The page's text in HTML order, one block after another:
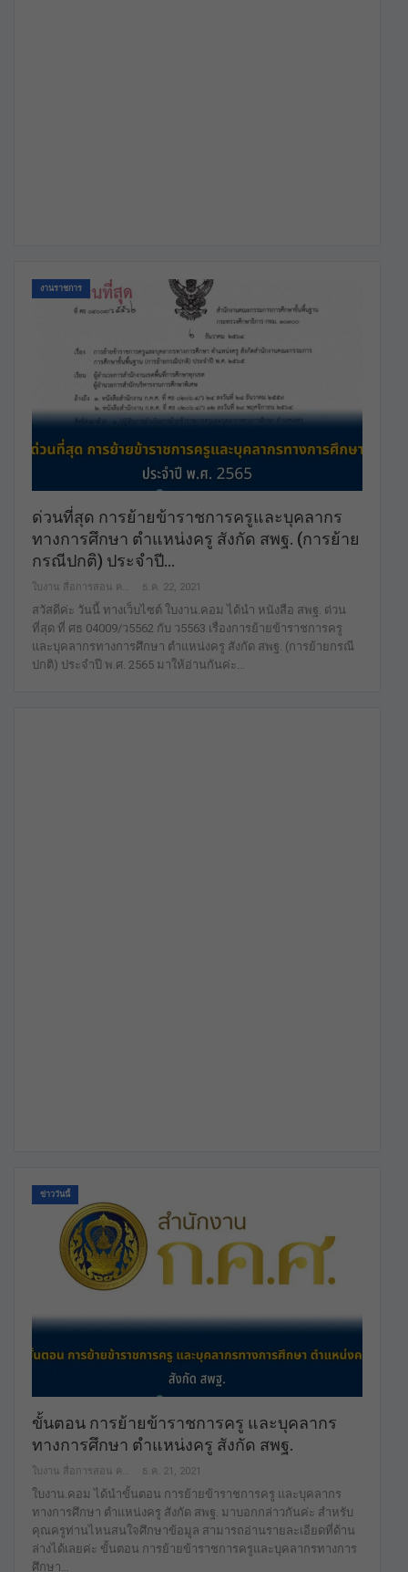
งานราชการ
ด่วนที่สุด การย้ายข้าราชการครูและบุคลากร
ทางการศึกษา ตำแหน่งครู สังกัด สพฐ. (การย้าย
กรณีปกติ) ประจำปี…
ธ.ค. 22, 2021
สวัสดีค่ะ วันนี้ ทางเว็บไซต์ ใบงาน.คอม ได้นำ หนังสือ สพฐ. ด่วน
ที่สุด ที่ ศธ 04009/ว5562 กับ ว5563 เรื่องการย้ายข้าราชการครู
และบุคลากรทางการศึกษา ตำแหน่งครู สังกัด สพฐ. (การย้ายกรณี
ปกติ) ประจำปี พ.ศ. 2565 มาให้อ่านกันค่ะ…
ข่าววันนี้
ขั้นตอน การย้ายข้าราชการครู และบุคลากร
ทางการศึกษา ตำแหน่งครู สังกัด สพฐ.
ธ.ค. 21, 2021
ใบงาน.คอม ได้นำขั้นตอน การย้ายข้าราชการครู และบุคลากร
ทางการศึกษา ตำแหน่งครู สังกัด สพฐ. มาบอกกล่าวกันค่ะ สำหรับ
คุณครูท่านไหนสนใจศึกษาข้อมูล สามารถอ่านรายละเอียดที่ด้าน
ล่างได้เลยค่ะ ขั้นตอน การย้ายข้าราชการครูและบุคลากรทางการ
ศึกษา…